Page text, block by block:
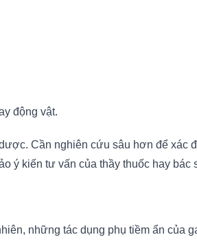
động vật.
Cần nghiên cứu sâu hơn để xác
ý kiến tư vấn của thầy thuốc hay
những tác dụng phụ tiềm ẩn của